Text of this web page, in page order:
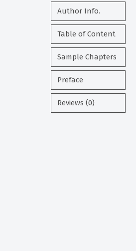
Author Info.
Table of Content
Sample Chapters
Preface
Reviews (0)